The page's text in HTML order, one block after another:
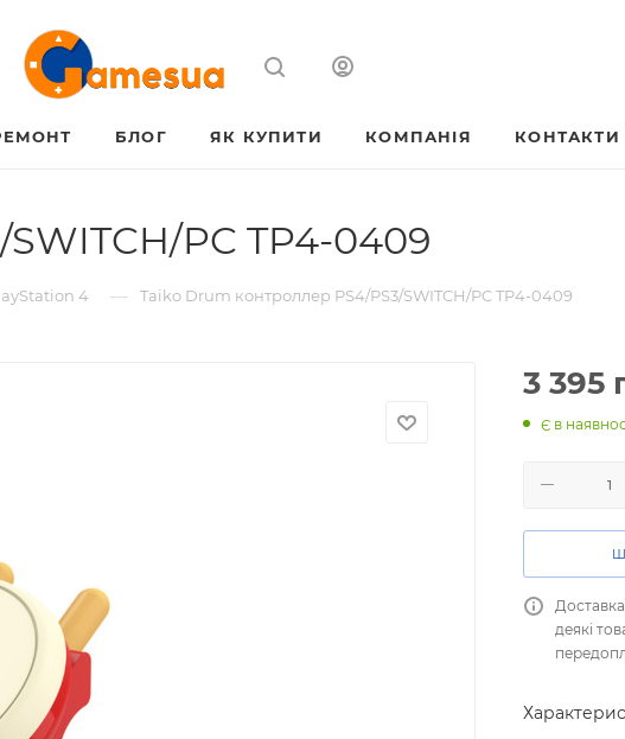
БЛОГ ЯК КУПИТИ КОМПАНІЯ КОНТАКТИ
PC TP4-0409
4 — Taiko Drum контроллер PS4/PS3/SWITCH/PC TP4-0409
3 395
Є в
деякі